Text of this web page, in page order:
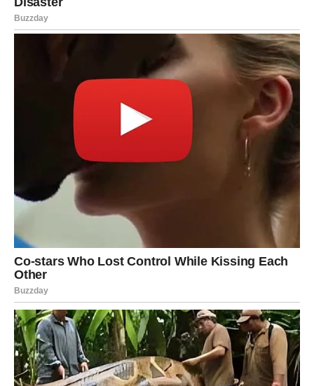
ODLUKE
Strijelčevi često uspijevaju onda kada se usude pokušati
Zvijezde pokazuju da bi naredni period mogao donijeti
finansijsku korist upravo kroz odluku koju drugi ne bi
imali hrabrosti donijeti.
Možda ćete prihvatiti izazov.
Možda pokrenuti nešto svoje.
Možda se odlučiti za korak koji dugo odgađate.
I upravo tu leži vaša sreća.
LJUBAV DONOSI TOPLINU I
OSMIJEH